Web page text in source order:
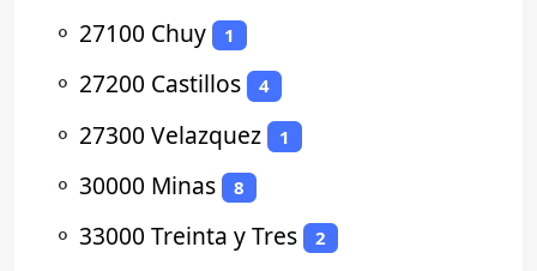
⚬ 27100 Chuy 1
⚬ 27200 Castillos 4
⚬ 27300 Velazquez 1
⚬ 30000 Minas 8
⚬ 33000 Treinta y Tres 2